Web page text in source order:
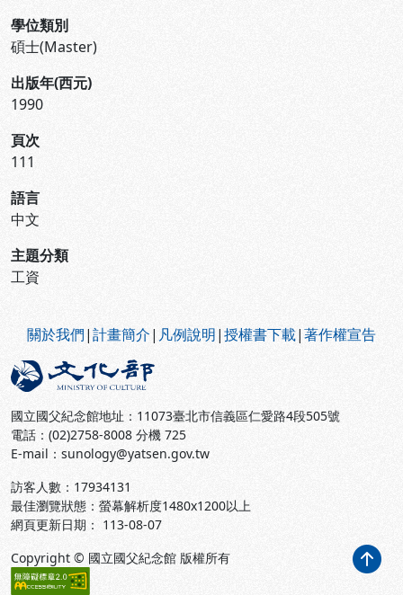
學位類別
碩士(Master)
出版年(西元)
1990
頁次
111
語言
中文
主題分類
工資
關於我們|計畫簡介| 凡例說明|授權書下載|著作權宣告
國立國父紀念館地址：11073臺北市信義區仁愛路4段505號
電話：(02)2758-8008 分機 725
E-mail：sunology@yatsen.gov.tw
訪客人數： 17934131
最佳瀏覽狀態：螢幕解析度1480x1200以上
網頁更新日期： 113-08-07
Copyright © 國立國父紀念館 版權所有